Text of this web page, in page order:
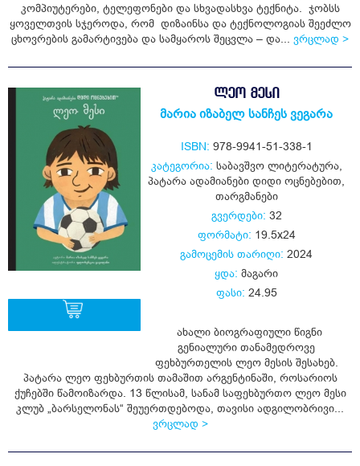
კომპიუტერები, ტელეფონები და სხვადასხვა ტექნიტა. ჯობსს
ყოველთვის სჯეროდა, რომ დიზაინსა და ტექნოლოგიას შეეძლო
ცხოვრების გამარტივება და სამყაროს შეცვლა – და... ვრცლად >
ᲚᲔᲝ ᲛᲔᲡᲘ
მარია იზაბელ სანჩეს ვეგარა
ISBN: 978-9941-51-338-1
კატეგორია: საბავშვო ლიტერატურა,
პატარა ადამიანები დიდი ოცნებებით
თარგმანები
გვერდები: 32
ფორმატი: 19.5x24
გამოცემის თარიღი: 2024
ყდა: მაგარი
ფასი: 24.95
ახალი ბიოგრაფიული წიგნი
გენიალური თანამედროვე
ფეხბურთელის ლეო მესის შესახებ.
პატარა ლეო ფეხბურთის თამაშით არგენტინაში, როსარიოს
ქუჩებში წამოიზარდა. 13 წლისამ, სანამ საფეხბურთო ლეო მესი
კლუბ „ბარსელონას“ შეუერთდებოდა, თავისი ადგილობრივი...
ვრცლად >